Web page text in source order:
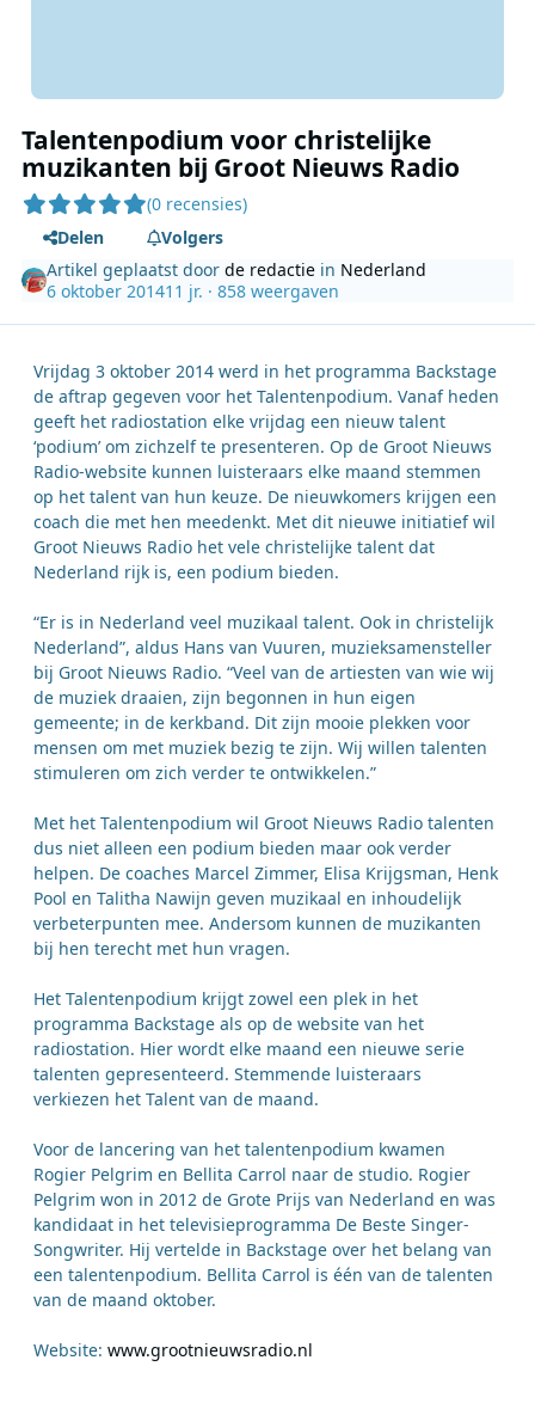
Talentenpodium voor christelijke
muzikanten bij Groot Nieuws Radio
(0 recensies)
Delen
Volgers
Artikel geplaatst doorde redactie in Nederland
6 oktober 201411 jr. · 858 weergaven
Vrijdag 3 oktober 2014 werd in het programma Backstage
de aftrap gegeven voor het Talentenpodium. Vanaf heden
geeft het radiostation elke vrijdag een nieuw talent
‘podium’ om zichzelf te presenteren. Op de Groot Nieuws
Radio-website kunnen luisteraars elke maand stemmen
op het talent van hun keuze. De nieuwkomers krijgen een
coach die met hen meedenkt. Met dit nieuwe initiatief wil
Groot Nieuws Radio het vele christelijke talent dat
Nederland rijk is, een podium bieden.
“Er is in Nederland veel muzikaal talent. Ook in christelijk
Nederland”, aldus Hans van Vuuren, muzieksamensteller
bij Groot Nieuws Radio. “Veel van de artiesten van wie wij
de muziek draaien, zijn begonnen in hun eigen
gemeente; in de kerkband. Dit zijn mooie plekken voor
mensen om met muziek bezig te zijn. Wij willen talenten
stimuleren om zich verder te ontwikkelen.”
Met het Talentenpodium wil Groot Nieuws Radio talenten
dus niet alleen een podium bieden maar ook verder
helpen. De coaches Marcel Zimmer, Elisa Krijgsman, Henk
Pool en Talitha Nawijn geven muzikaal en inhoudelijk
verbeterpunten mee. Andersom kunnen de muzikanten
bij hen terecht met hun vragen.
Het Talentenpodium krijgt zowel een plek in het
programma Backstage als op de website van het
radiostation. Hier wordt elke maand een nieuwe serie
talenten gepresenteerd. Stemmende luisteraars
verkiezen het Talent van de maand.
Voor de lancering van het talentenpodium kwamen
Rogier Pelgrim en Bellita Carrol naar de studio. Rogier
Pelgrim won in 2012 de Grote Prijs van Nederland en was
kandidaat in het televisieprogramma De Beste Singer-
Songwriter. Hij vertelde in Backstage over het belang van
een talentenpodium. Bellita Carrol is één van de talenten
van de maand oktober.
Website: www.grootnieuwsradio.nl